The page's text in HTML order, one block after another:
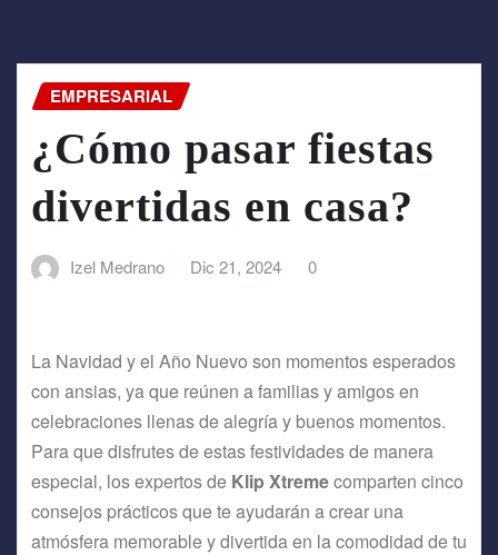
EMPRESARIAL
¿Cómo pasar fiestas
divertidas en casa?
Izel Medrano Dic 21, 2024 0
La Navidad y el Año Nuevo son momentos esperados
con ansias, ya que reúnen a familias y amigos en
celebraciones llenas de alegría y buenos momentos.
Para que disfrutes de estas festividades de manera
especial, los expertos de Klip Xtremecomparten cinco
consejos prácticos que te ayudarán a crear una
atmósfera memorable y divertida en la comodidad de tu